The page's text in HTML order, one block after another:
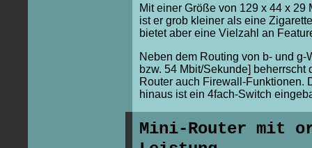
Mit einer Größe von 129 x 44 x 29
ist er grob kleiner als eine
bietet aber eine Vielzahl an
Neben dem Routing von b- und g-
bzw. 54 Mbit/Sekunde] beherrscht
Router auch Firewall-Funktionen.
hinaus ist ein 4fach-Switch
Mini-Router mit